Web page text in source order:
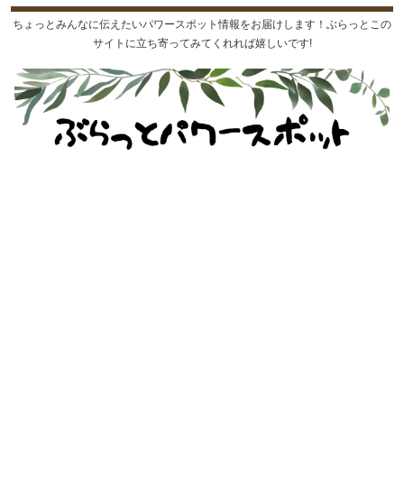
ちょっとみんなに伝えたいパワースポット情報をお届けします！ぶらっとこの
サイトに立ち寄ってみてくれれば嬉しいです!